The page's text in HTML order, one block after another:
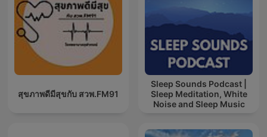
สุขภาพดีมีสุขกับ สวพ.FM91
Sleep Sounds Podcast |
Sleep Meditation, White
Noise and Sleep Music